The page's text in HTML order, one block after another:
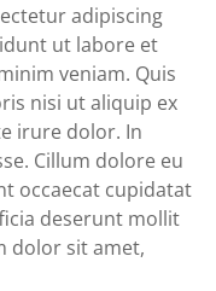
adipiscing
ut labore et
veniam. Quis
nisi ut aliquip ex
irure dolor. In
Cillum dolore eu
occaecat cupidatat
deserunt mollit
dolor sit amet,